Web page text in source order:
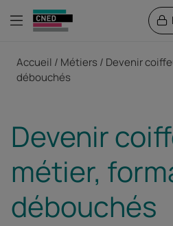
Menu
Accueil Métiers
Devenir
débouchés
Devenir
métier,
débouchés